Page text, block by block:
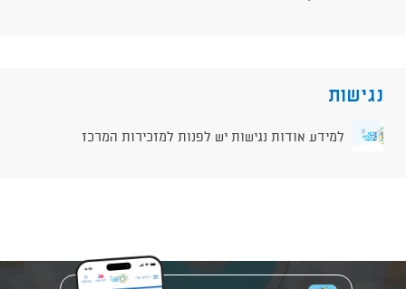
נגישות
למידע אודות נגישות יש לפנות למזכירות המרכז